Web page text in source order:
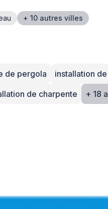
+ 10 autres villes
de pergola installation
de charpente